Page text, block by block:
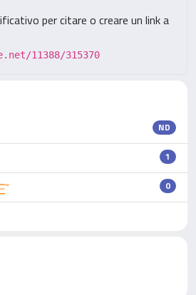
per citare o creare un link a
11388/315370
ND
1
0